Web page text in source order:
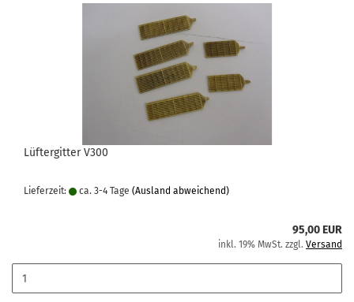
Lüftergitter V300
Lieferzeit: ca. 3-4 Tage (Ausland abweichend)
95,00 EUR
inkl. 19% MwSt. zzgl. Versand